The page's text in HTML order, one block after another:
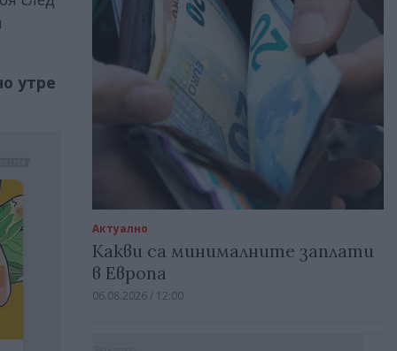
утре
Актуално
Какви са минималните заплати
в Европа
06.08.2026 / 12:00